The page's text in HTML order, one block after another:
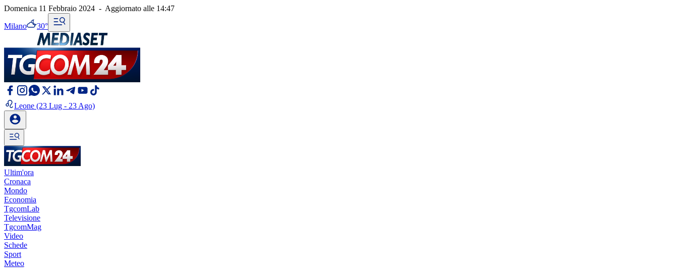
Domenica 11 Febbraio 2024 - Aggiornato alle 14:47
Milano 30°
Leone (23 Lug - 23 Ago)
Ultim'ora
Cronaca
Mondo
Economia
TgcomLab
Televisione
TgcomMag
Video
Schede
Sport
Meteo